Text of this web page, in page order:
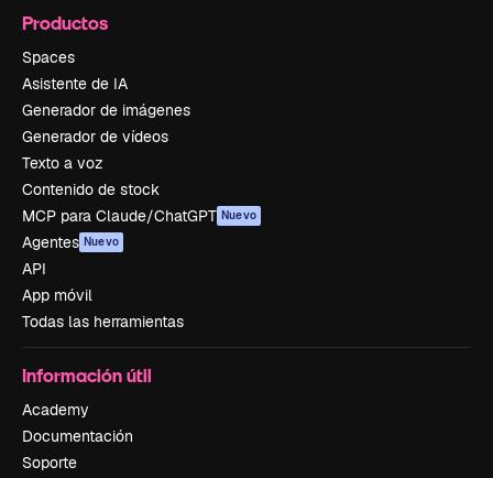
Productos
Spaces
Asistente de IA
Generador de imágenes
Generador de vídeos
Texto a voz
Contenido de stock
MCP para Claude/ChatGPT Nuevo
Agentes Nuevo
API
App móvil
Todas las herramientas
Información útil
Academy
Documentación
Soporte